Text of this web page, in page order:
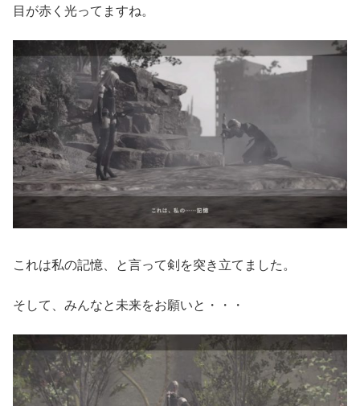
目が赤く光ってますね。
これは私の記憶、と言って剣を突き立てました。
そして、みんなと未来をお願いと・・・